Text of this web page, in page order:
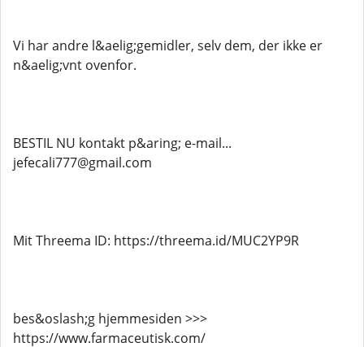
Vi har andre l&aelig;gemidler, selv dem, der ikke er
n&aelig;vnt ovenfor.
BESTIL NU kontakt p&aring; e-mail...
jefecali777@gmail.com
Mit Threema ID: https://threema.id/MUC2YP9R
bes&oslash;g hjemmesiden >>>
https://www.farmaceutisk.com/